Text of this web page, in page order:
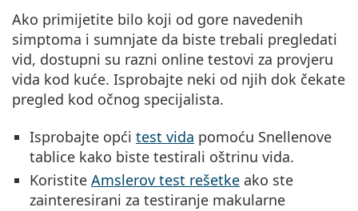
Ako primijetite bilo koji od gore navedenih
simptoma i sumnjate da biste trebali pregledati
vid, dostupni su razni online testovi za provjeru
vida kod kuće. Isprobajte neki od njih dok čekate
pregled kod očnog specijalista.
Isprobajte opći test vida pomoću Snellenove
tablice kako biste testirali oštrinu vida.
Koristite Amslerov test rešetke ako ste
zainteresirani za testiranje makularne